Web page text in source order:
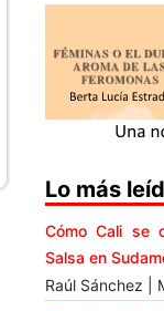
Lo más
Cómo Cali se
Salsa en
Raúl Sánchez |